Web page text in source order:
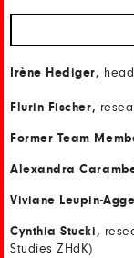
Irène Hediger,
Flurin Fischer,
Former Team
Alexandra
Viviane Leupin-
Cynthia Stucki,
Studies ZHdK)